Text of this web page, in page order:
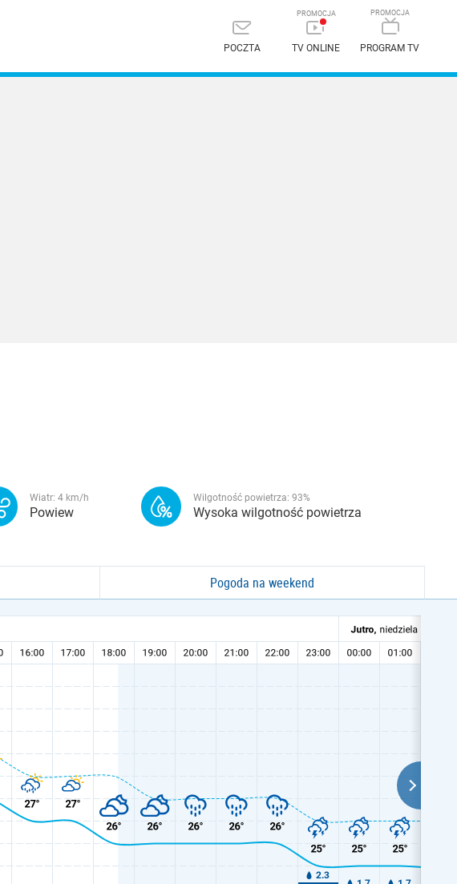
POCZTA TV ONLINE PROGRAM TV
Wiatr: 4 km/h
Powiew
Wilgotność powietrza: 93%
Wysoka wilgotność powietrza
Pogoda na weekend